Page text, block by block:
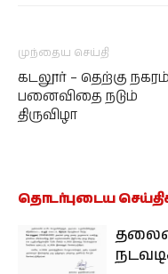
முந்தைய செய்தி
கடலூர் – தெற்கு நகரம்
பனைவிதை நடும்
திருவிழா
தொடர்புடைய